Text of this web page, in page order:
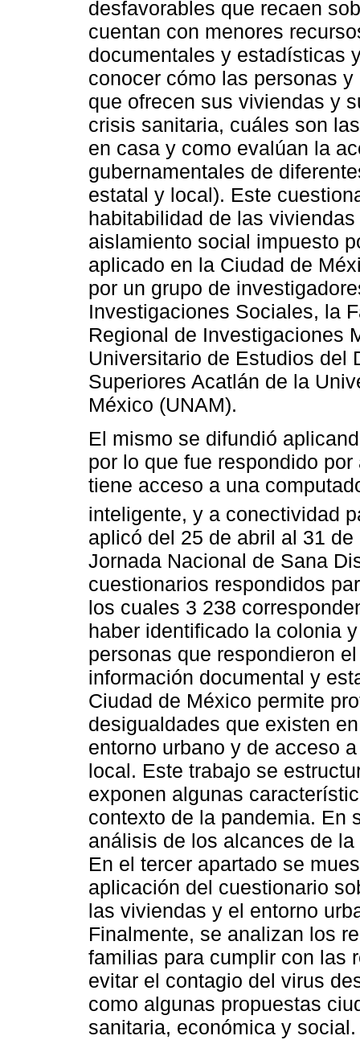
desfavorables que recaen
cuentan con menores
documentales y estadísticas
conocer cómo las personas
que ofrecen sus viviendas y
crisis sanitaria, cuáles son
en casa y como evalúan la
gubernamentales de
estatal y local). Este
habitabilidad de las
aislamiento social impuesto
aplicado en la Ciudad de
por un grupo de
Investigaciones Sociales, la
Regional de Investigaciones
Universitario de Estudios del
Superiores Acatlán de la
México (UNAM).
El mismo se difundió
por lo que fue respondido
tiene acceso a una
inteligente, y a conectividad
aplicó del 25 de abril al 31
Jornada Nacional de Sana
cuestionarios respondidos
los cuales 3 238
haber identificado la colonia
personas que respondieron
información documental y
Ciudad de México permite
desigualdades que existen
entorno urbano y de acceso
local. Este trabajo se
exponen algunas
contexto de la pandemia. En
análisis de los alcances de
En el tercer apartado se
aplicación del cuestionario
las viviendas y el entorno
Finalmente, se analizan los
familias para cumplir con las
evitar el contagio del virus
como algunas propuestas
sanitaria, económica y social.